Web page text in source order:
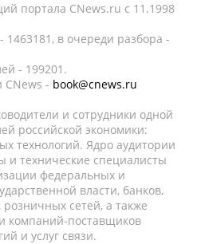
портала CNews.ru c 11.1998
в очереди разбора -
- 199201.
CNews - book@cnews.ru
и сотрудники одной
российской экономики:
технологий. Ядро аудитории
и технические специалисты
федеральных и
власти, банков,
сетей, а также
компаний-поставщиков
и услуг связи.